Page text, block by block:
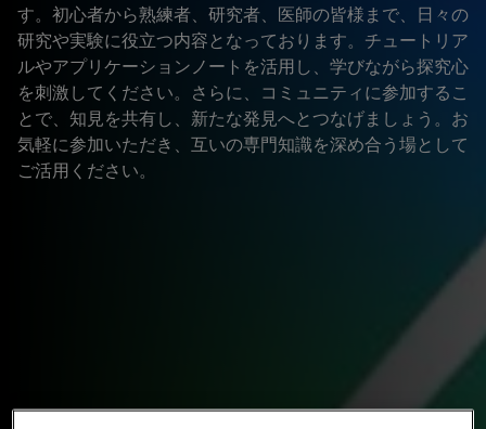
す。初心者から熟練者、研究者、医師の皆様まで、日々の
研究や実験に役立つ内容となっております。チュートリア
ルやアプリケーションノートを活用し、学びながら探究心
を刺激してください。さらに、コミュニティに参加するこ
とで、知見を共有し、新たな発見へとつなげましょう。お
気軽に参加いただき、互いの専門知識を深め合う場として
ご活用ください。